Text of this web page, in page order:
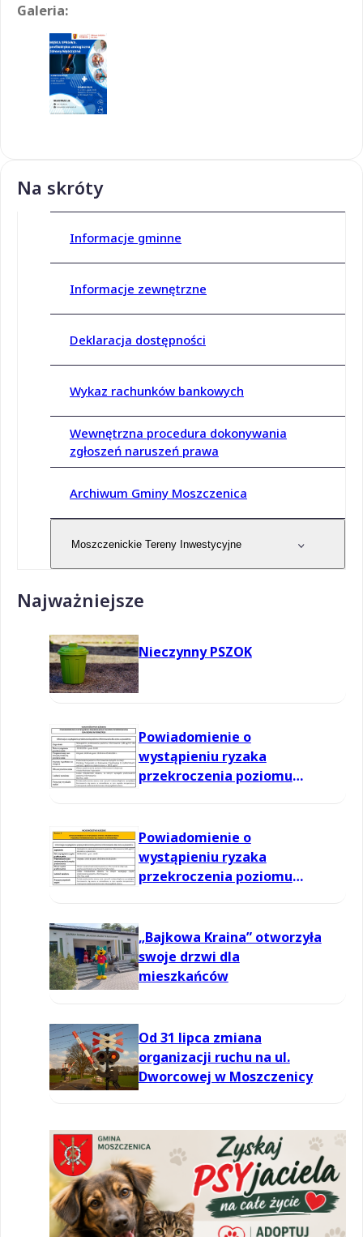
Galeria:
Na skróty
Informacje gminne
Informacje zewnętrzne
Deklaracja dostępności
Wykaz rachunków bankowych
Wewnętrzna procedura dokonywania
zgłoszeń naruszeń prawa
Archiwum Gminy Moszczenica
Moszczenickie Tereny Inwestycyjne
Najważniejsze
Nieczynny PSZOK
Powiadomienie o
wystąpieniu ryzaka
przekroczenia poziomu
Powiadomienie o
wystąpieniu ryzaka
przekroczenia poziomu
„Bajkowa Kraina” otworzyła
swoje drzwi dla
mieszkańców
Od 31 lipca zmiana
organizacji ruchu na ul.
Dworcowej w Moszczenicy